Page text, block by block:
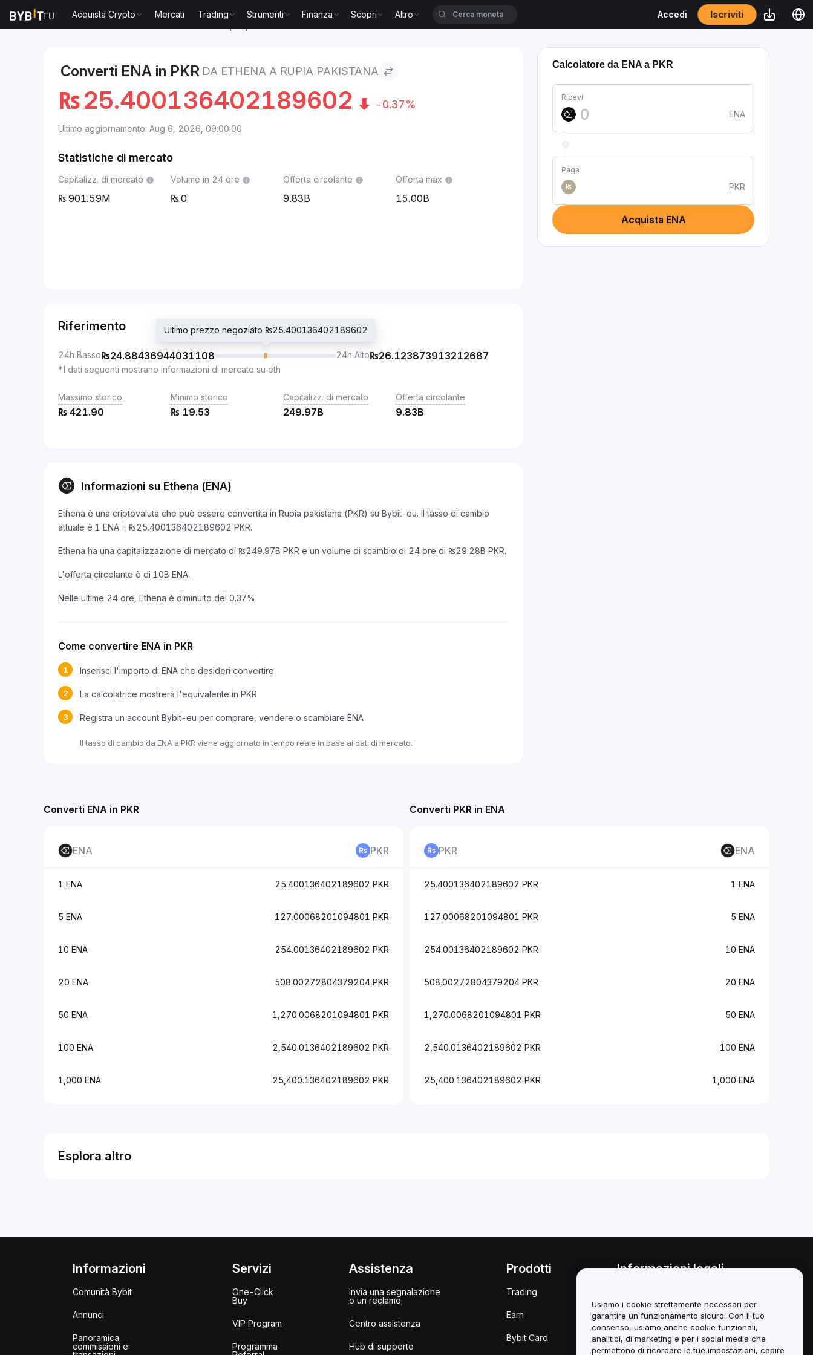
Acquista Crypto Mercati Trading Strumenti Finanza Scopri Altro Accedi Iscriviti
Converti ENA in PKR DA ETHENA A RUPIA PAKISTANA
₨25.400136402189602 -0.37%
Ultimo aggiornamento: Aug 6, 2026, 09:00:00
Statistiche di mercato
Capitalizz. di mercato
901.59M
Volume in 24 ore
0
Offerta circolante
9.83B
Offerta max
15.00B
Riferimento
24h Basso₨24.88436944031108
Ultimo prezzo negoziato ₨25.400136402189602
24h Alto₨26.123873913212687
*I dati seguenti mostrano informazioni di mercato su eth
Massimo storico
₨ 421.90
Minimo storico
₨ 19.53
Capitalizz. di mercato
249.97B
Offerta circolante
9.83B
Informazioni su Ethena (ENA)
Ethena è una criptovaluta che può essere convertita in Rupia pakistana (PKR) su Bybit-eu. Il tasso di cambio
attuale è 1 ENA = ₨25.400136402189602 PKR.
Ethena ha una capitalizzazione di mercato di ₨249.97B PKR e un volume di scambio di 24 ore di ₨29.28B PKR.
L'offerta circolante è di 10B ENA.
Nelle ultime 24 ore, Ethena è diminuito del 0.37%.
Come convertire ENA in PKR
1 Inserisci l'importo di ENA che desideri convertire
2 La calcolatrice mostrerà l'equivalente in PKR
3 Registra un account Bybit-eu per comprare, vendere o scambiare ENA
Il tasso di cambio da ENA a PKR viene aggiornato in tempo reale in base ai dati di mercato.
Calcolatore da ENA a PKR
Ricevi
ENA
Paga
₨
PKR
Acquista ENA
Converti ENA in PKR
ENA PKR
1 ENA 25.400136402189602 PKR
5 ENA 127.00068201094801 PKR
10 ENA 254.00136402189602 PKR
20 ENA 508.00272804379204 PKR
50 ENA 1,270.0068201094801 PKR
100 ENA 2,540.0136402189602 PKR
1,000 ENA 25,400.136402189602 PKR
Converti PKR in ENA
PKR ENA
25.400136402189602 PKR 1 ENA
127.00068201094801 PKR 5 ENA
254.00136402189602 PKR 10 ENA
508.00272804379204 PKR 20 ENA
1,270.0068201094801 PKR 50 ENA
2,540.0136402189602 PKR 100 ENA
25,400.136402189602 PKR 1,000 ENA
Esplora altro
Informazioni
Comunità Bybit
Annunci
Panoramica
commissioni e
Servizi
One-Click
Buy
VIP Program
Programma
Assistenza
Invia una segnalazione
o un reclamo
Centro assistenza
Hub di supporto
Prodotti
Trading
Earn
Bybit Card
Informazioni legali
Sintesi della *Custody and
Administration Policy*
Informazioni ESG
Usiamo i cookie strettamente necessari per
garantire un funzionamento sicuro. Con il tuo
consenso, usiamo anche cookie funzionali,
analitici, di marketing e per i social media che
permettono di ricordare le tue impostazioni, capire